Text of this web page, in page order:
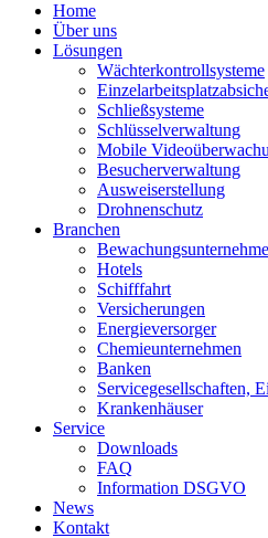
Home
Über uns
Lösungen
Wächterkontrollsysteme
Schließsysteme
Schlüsselverwaltung
Mobile
Besucherverwaltung
Ausweiserstellung
Drohnenschutz
Branchen
Hotels
Schifffahrt
Versicherungen
Energieversorger
Chemieunternehmen
Banken
Servicegesellschaften,
Krankenhäuser
Service
Downloads
FAQ
Information DSGVO
News
Kontakt